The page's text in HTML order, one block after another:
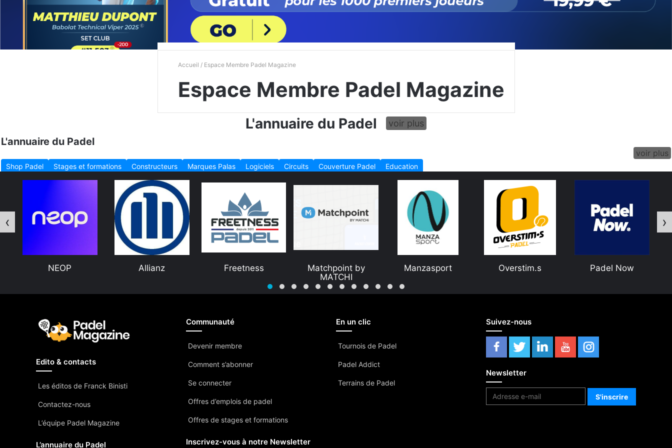
Accueil / Espace Membre Padel Magazine
Espace Membre Padel Magazine
L'annuaire du Padel voir plus
L'annuaire du Padel
voir plus
Shop Padel Stages et formations Constructeurs Marques Palas Logiciels Circuits Couverture Padel Education
NEOP Allianz Freetness
Matchpoint by
MATCHI
Manzasport Overstim.s Padel Now
‹ ›
Edito & contacts
Les éditos de Franck Binisti
Contactez-nous
L’équipe Padel Magazine
L’annuaire du Padel
Communauté
Devenir membre
Comment s’abonner
Se connecter
Offres d’emplois de padel
Offres de stages et formations
Inscrivez-vous à notre Newsletter
En un clic
Tournois de Padel
Padel Addict
Terrains de Padel
Suivez-nous
Newsletter